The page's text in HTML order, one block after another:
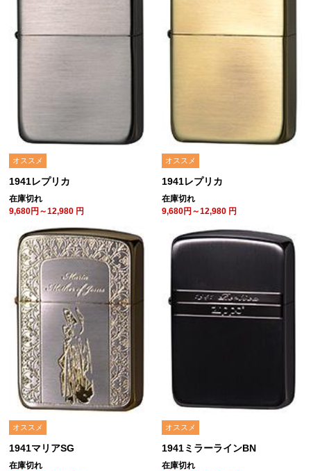
オススメ
1941レプリカ
在庫切れ
9,680円～12,980 円
オススメ
1941レプリカ
在庫切れ
9,680円～12,980 円
オススメ
1941マリアSG
在庫切れ
オススメ
1941ミラーラインBN
在庫切れ